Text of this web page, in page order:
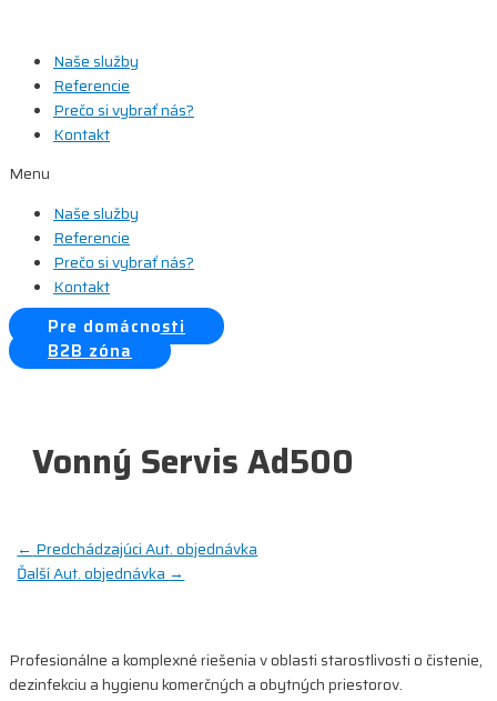
obsah Naše služby
Referencie
Prečo si vybrať nás?
Kontakt
Menu
Naše služby
Referencie
Prečo si vybrať nás?
Kontakt
Pre domácnosti
B2B zóna
Vonný Servis Ad500
Navigácia
← Predchádzajúci Aut. objednávka
Ďalší Aut. objednávka →
Profesionálne a komplexné riešenia v oblasti starostlivosti o čistenie,
dezinfekciu a hygienu komerčných a obytných priestorov.